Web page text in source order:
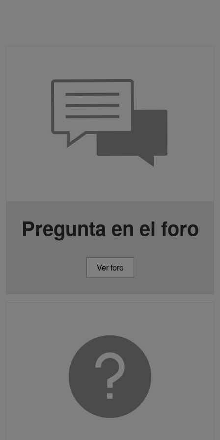
Pregunta en el foro
Ver foro